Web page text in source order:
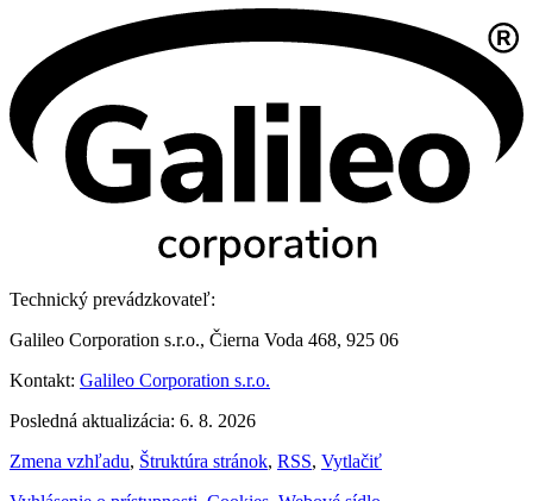
Technický prevádzkovateľ:
Galileo Corporation s.r.o., Čierna Voda 468, 925 06
Kontakt: Galileo Corporation s.r.o.
Posledná aktualizácia: 6. 8. 2026
Zmena vzhľadu, Štruktúra stránok, RSS, Vytlačiť